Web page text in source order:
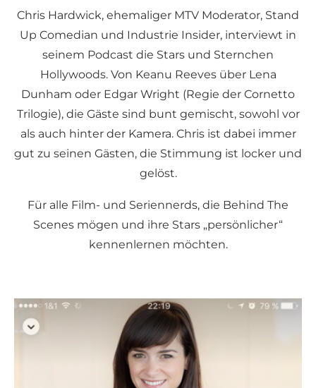
Chris Hardwick, ehemaliger MTV Moderator, Stand
Up Comedian und Industrie Insider, interviewt in
seinem Podcast die Stars und Sternchen
Hollywoods. Von Keanu Reeves über Lena
Dunham oder Edgar Wright (Regie der Cornetto
Trilogie), die Gäste sind bunt gemischt, sowohl vor
als auch hinter der Kamera. Chris ist dabei immer
gut zu seinen Gästen, die Stimmung ist locker und
gelöst.
Für alle Film- und Seriennerds, die Behind The
Scenes mögen und ihre Stars „persönlicher“
kennenlernen möchten.